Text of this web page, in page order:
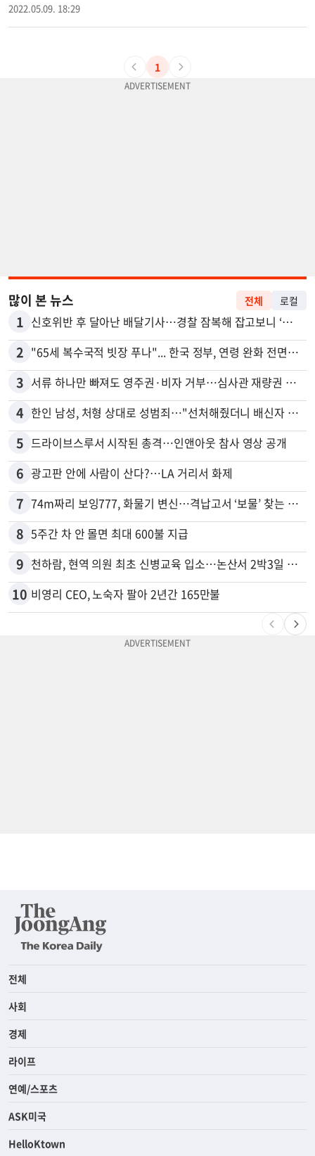
2022.05.09. 18:29
1
많이 본 뉴스 전체 로컬
1 신호위반 후 달아난 배달기사…경찰 잠복해 잡고보니 ‘반전’
2 "65세 복수국적 빗장 푸나"... 한국 정부, 연령 완화 전면 추진
3 서류 하나만 빠져도 영주권·비자 거부…심사관 재량권 대폭 확대
4 한인 남성, 처형 상대로 성범죄…"선처해줬더니 배신자 취급"
5 드라이브스루서 시작된 총격…인앤아웃 참사 영상 공개
6 광고판 안에 사람이 산다?…LA 거리서 화제
7 74m짜리 보잉777, 화물기 변신…격납고서 ‘보물’ 찾는 인천공항
8 5주간 차 안 몰면 최대 600불 지급
9 천하람, 현역 의원 최초 신병교육 입소…논산서 2박3일 생활
10 비영리 CEO, 노숙자 팔아 2년간 165만불
전체
사회
경제
라이프
연예/스포츠
ASK미국
HelloKtown